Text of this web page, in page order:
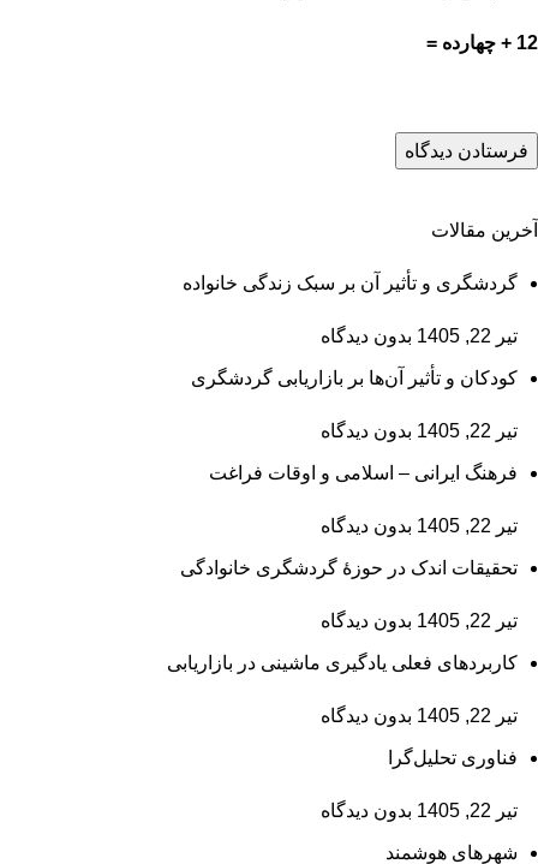
12 + چهارده =
آخرین مقالات
گردشگری و تأثیر آن بر سبک زندگی خانواده
تیر 22, 1405 بدون دیدگاه
کودکان و تأثیر آن‌ها بر بازاریابی گردشگری
تیر 22, 1405 بدون دیدگاه
فرهنگ ایرانی – اسلامی و اوقات فراغت
تیر 22, 1405 بدون دیدگاه
تحقیقات اندک در حوزۀ گردشگری خانوادگی
تیر 22, 1405 بدون دیدگاه
کاربردهای فعلی یادگیری ماشینی در بازاریابی
تیر 22, 1405 بدون دیدگاه
فناوری تحلیل‌گرا
تیر 22, 1405 بدون دیدگاه
شهرهای هوشمند